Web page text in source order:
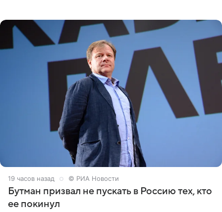
19 часов назад © РИА Новости
Бутман призвал не пускать в Россию тех, кто
ее покинул